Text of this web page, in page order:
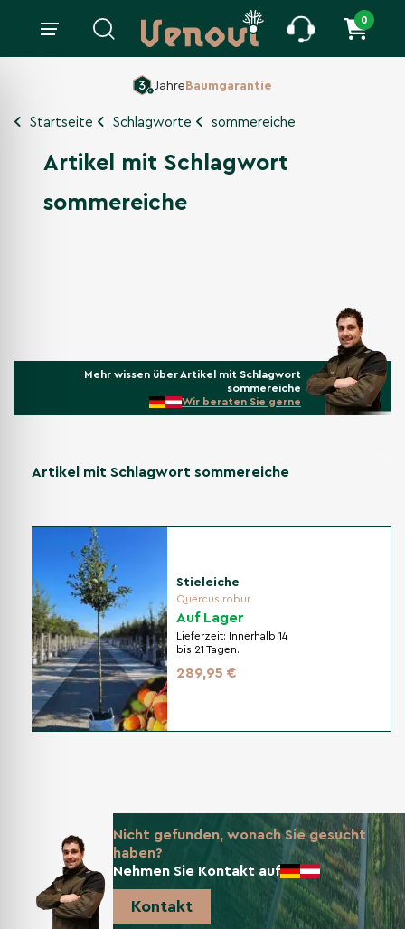
0
JahreBaumgarantie
Startseite Schlagworte sommereiche
Artikel mit Schlagwort
sommereiche
Mehr wissen über Artikel mit Schlagwort
sommereiche
Wir beraten Sie gerne
Artikel mit Schlagwort sommereiche
Stieleiche
Quercus robur
Auf Lager
Lieferzeit:
Innerhalb 14
bis 21 Tagen.
289,95 €
Nicht gefunden, wonach Sie gesucht
haben?
Nehmen Sie Kontakt auf
Kontakt